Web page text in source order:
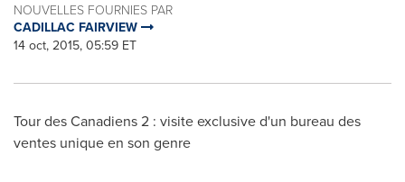
NOUVELLES FOURNIES PAR
CADILLAC FAIRVIEW
14 oct, 2015, 05:59 ET
Tour des Canadiens 2 : visite exclusive d'un bureau des
ventes unique en son genre